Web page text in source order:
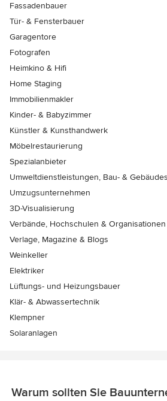
Fassadenbauer
Tür- & Fensterbauer
Garagentore
Fotografen
Heimkino & Hifi
Home Staging
Immobilienmakler
Kinder- & Babyzimmer
Künstler & Kunsthandwerk
Möbelrestaurierung
Spezialanbieter
Umweltdienstleistungen, Bau- &
Umzugsunternehmen
3D-Visualisierung
Verbände, Hochschulen & Organisationen
Verlage, Magazine & Blogs
Weinkeller
Elektriker
Lüftungs- und Heizungsbauer
Klär- & Abwassertechnik
Klempner
Solaranlagen
Warum sollten Sie